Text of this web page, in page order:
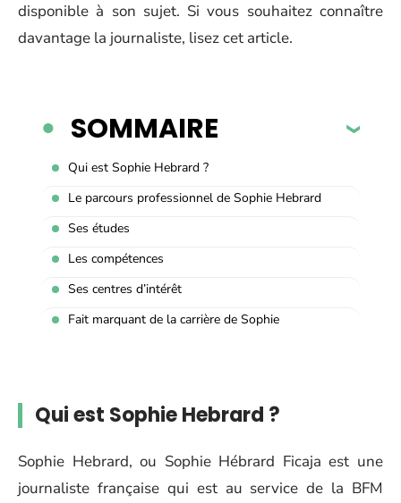
disponible à son sujet. Si vous souhaitez connaître
davantage la journaliste, lisez cet article.
SOMMAIRE
Qui est Sophie Hebrard ?
Le parcours professionnel de Sophie Hebrard
Ses études
Les compétences
Ses centres d’intérêt
Fait marquant de la carrière de Sophie
Qui est Sophie Hebrard ?
Sophie Hebrard, ou Sophie Hébrard Ficaja est une
journaliste française qui est au service de la BFM